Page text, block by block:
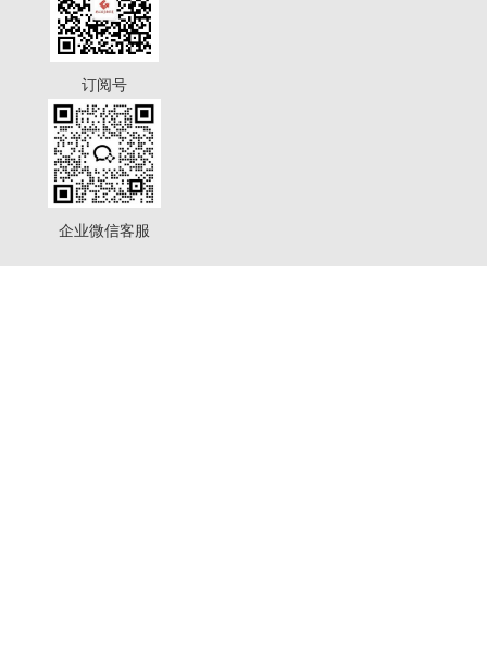
订阅号
企业微信客服